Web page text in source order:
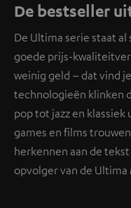
De bestseller
De Ultima serie staat al
goede prijs-
weinig geld – dat vind
technologieën klinken
pop tot jazz en
games en films
herkennen aan de
opvolger van de Ultima